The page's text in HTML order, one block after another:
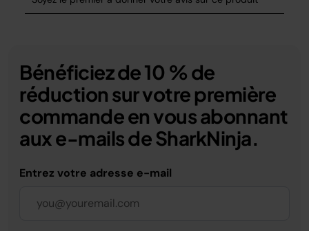
Bénéficiez de 10 % de
réduction sur votre première
commande en vous abonnant
aux e-mails de SharkNinja.
Entrez votre adresse e-mail